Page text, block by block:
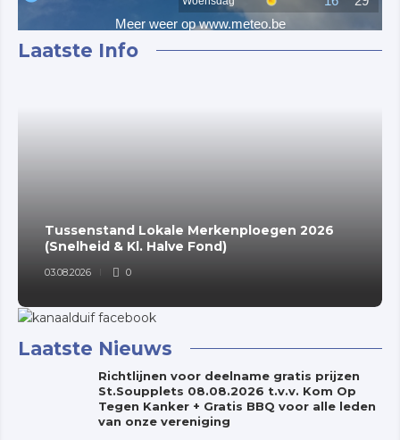
Laatste Info
Tussenstand Lokale Merkenploegen 2026
(Snelheid & Kl. Halve Fond)
03.08.2026 0
Laatste Nieuws
Richtlijnen voor deelname gratis prijzen
St.Soupplets 08.08.2026 t.v.v. Kom Op
Tegen Kanker + Gratis BBQ voor alle leden
van onze vereniging